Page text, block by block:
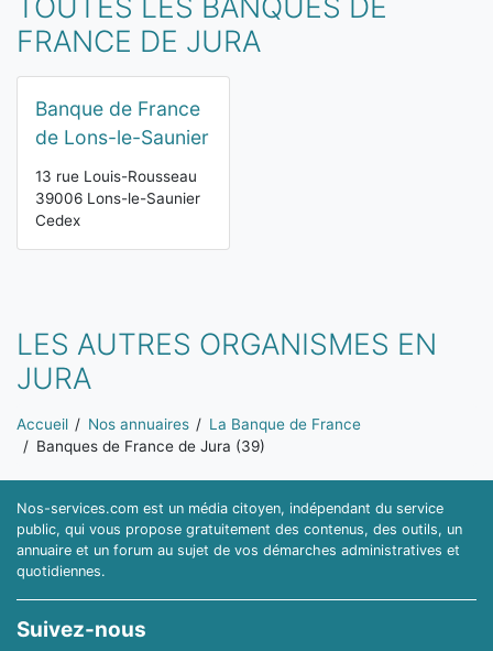
FRANCE DE JURA
Banque de France
de Lons-le-Saunier
13 rue Louis-Rousseau
39006 Lons-le-Saunier
Cedex
LES AUTRES ORGANISMES EN
JURA
Vous êtes ici:
Accueil Nos annuaires
La Banque de France
Banques de France de Jura (39)
Nos-services.com est un média citoyen, indépendant du service
public, qui vous propose gratuitement des contenus, des outils, un
annuaire et un forum au sujet de vos démarches administratives et
quotidiennes.
Suivez-nous